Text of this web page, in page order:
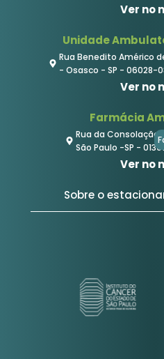
Ver no
Unidade
Rua Benedito Américo
- Osasco - SP - 06028-
Ver no
Farmácia
Rua da
São Paulo -SP -
Ver no
Sobre o